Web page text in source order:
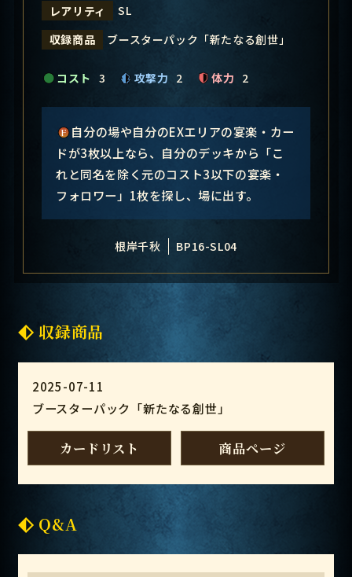
レアリティ
SL
収録商品
ブースターパック「新たなる創世」
コスト 3 攻撃力 2 体力 2
自分の場や自分のEXエリアの宴楽・カー
ドが3枚以上なら、自分のデッキから「こ
れと同名を除く元のコスト3以下の宴楽・
フォロワー」1枚を探し、場に出す。
根岸千秋 BP16-SL04
収録商品
2025-07-11
ブースターパック「新たなる創世」
カードリスト 商品ページ
Q&A